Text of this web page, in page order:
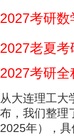
2027考研
2027老夏
2027考研全
从大连理工大
布，我们整理
2025年），